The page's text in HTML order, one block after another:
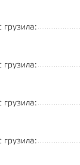
грузила:
грузила:
грузила:
грузила: